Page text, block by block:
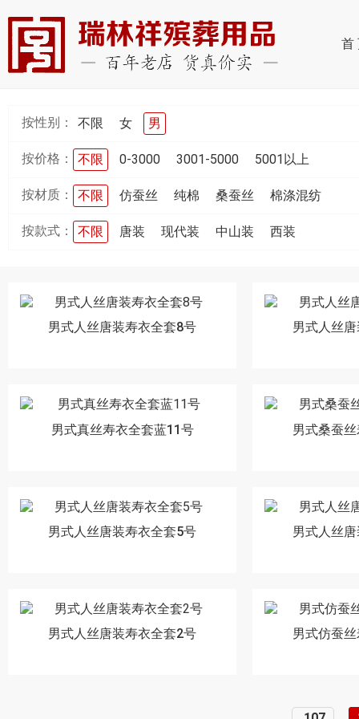
首
按性别： 不限 女 男
按价格： 不限 0-3000 3001-5000 5001以上
按材质： 不限 仿蚕丝 纯棉 桑蚕丝 棉涤混纺
按款式： 不限 唐装 现代装 中山装 西装
男式人丝唐装寿衣全套8号 男式人丝
男式真丝寿衣全套蓝11号 男式桑蚕
男式人丝唐装寿衣全套5号 男式人丝
男式人丝唐装寿衣全套2号 男式仿蚕